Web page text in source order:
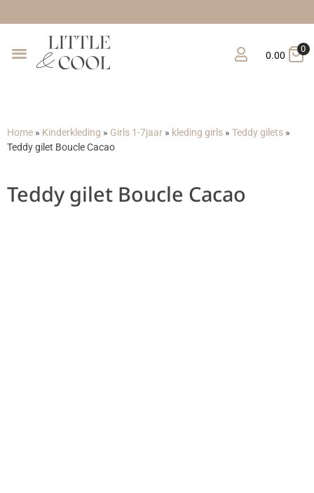
0.00
0
Home » Kinderkleding » Girls 1-7jaar » kleding girls » Teddy gilets »
Teddy gilet Boucle Cacao
Teddy gilet Boucle Cacao